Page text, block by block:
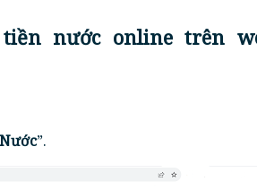
nước online trên
Nước”.